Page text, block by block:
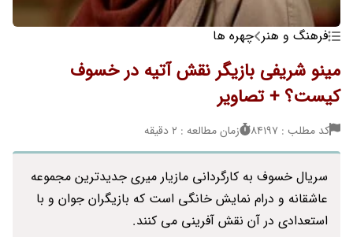
فرهنگ و هنر چهره ها
مینو شریفی بازیگر نقش آتیه در خسوف
کیست؟ + تصاویر
کد مطلب : 84197 زمان مطالعه : 2 دقیقه
سریال خسوف به کارگردانی مازیار میری جدیدترین مجموعه
عاشقانه و درام نمایش خانگی است که بازیگران جوان و با
استعدادی در آن نقش آفرینی می کنند.